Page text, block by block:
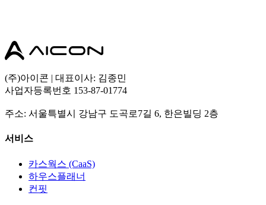
(주)아이콘 | 대표이사: 김종민
사업자등록번호 153-87-01774
주소: 서울특별시 강남구 도곡로7길 6, 한은빌딩 2층
서비스
카스웍스 (CaaS)
하우스플래너
컨핏